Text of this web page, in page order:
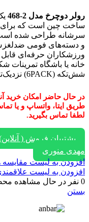
رولر دوچرخ مدل 2-468
ساخت چین است که برای
سرشانه طراحی شده
و دسته‌های فومی
ورزشکاران حرفه‌ای
خانه یا باشگاه تمرینات
شش‌تکه (6PACK) نزدیک‌تر شوید.
در حال حاضر امکان خرید
لطفا تماس بگیرید.
پشتیبان فروش (
مهدی منوری
افزودن به لیست مقایسه
افزودن به لیست
0 نفر در حال مشاهده
بستن